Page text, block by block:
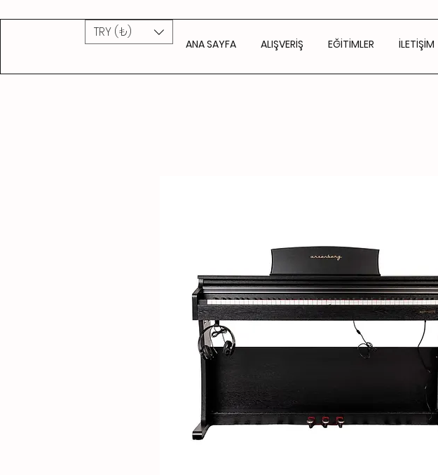
TRY (₺)
ANA SAYFA ALIŞVERİŞ EĞİTİMLER İLETİŞİM